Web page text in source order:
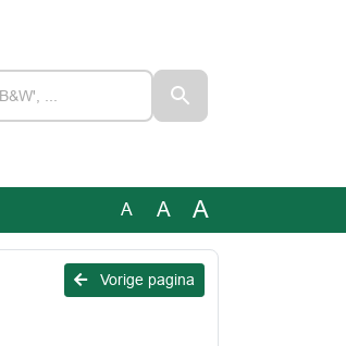
A A A
Vorige pagina